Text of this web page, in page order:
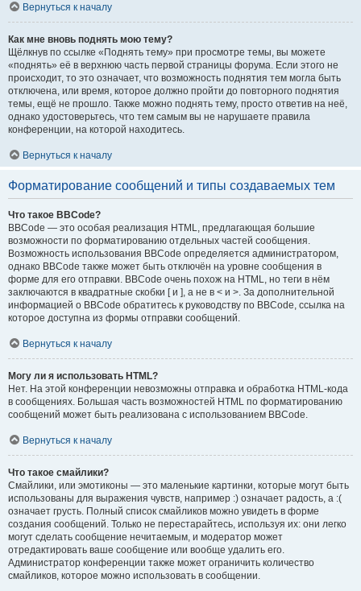
Вернуться к началу
Как мне вновь поднять мою тему?
Щёлкнув по ссылке «Поднять тему» при просмотре темы, вы можете
«поднять» её в верхнюю часть первой страницы форума. Если этого не
происходит, то это означает, что возможность поднятия тем могла быть
отключена, или время, которое должно пройти до повторного поднятия
темы, ещё не прошло. Также можно поднять тему, просто ответив на неё,
однако удостоверьтесь, что тем самым вы не нарушаете правила
конференции, на которой находитесь.
Вернуться к началу
Форматирование сообщений и типы создаваемых тем
Что такое BBCode?
BBCode — это особая реализация HTML, предлагающая большие
возможности по форматированию отдельных частей сообщения.
Возможность использования BBCode определяется администратором,
однако BBCode также может быть отключён на уровне сообщения в
форме для его отправки. BBCode очень похож на HTML, но теги в нём
заключаются в квадратные скобки [ и ], а не в < и >. За дополнительной
информацией о BBCode обратитесь к руководству по BBCode, ссылка на
которое доступна из формы отправки сообщений.
Вернуться к началу
Могу ли я использовать HTML?
Нет. На этой конференции невозможны отправка и обработка HTML-кода
в сообщениях. Большая часть возможностей HTML по форматированию
сообщений может быть реализована с использованием BBCode.
Вернуться к началу
Что такое смайлики?
Смайлики, или эмотиконы — это маленькие картинки, которые могут быть
использованы для выражения чувств, например :) означает радость, а :(
означает грусть. Полный список смайликов можно увидеть в форме
создания сообщений. Только не перестарайтесь, используя их: они легко
могут сделать сообщение нечитаемым, и модератор может
отредактировать ваше сообщение или вообще удалить его.
Администратор конференции также может ограничить количество
смайликов, которое можно использовать в сообщении.